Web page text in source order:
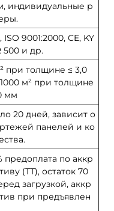
индивидуальные р
ISO 9001:2000, CE, KY
500 и др.
при толщине ≤ 3,0
м² при толщине
мм
20 дней, зависит о
панелей и ко
предоплата по аккр
(ТТ), остаток 70
загрузкой, аккр
при предъявлен